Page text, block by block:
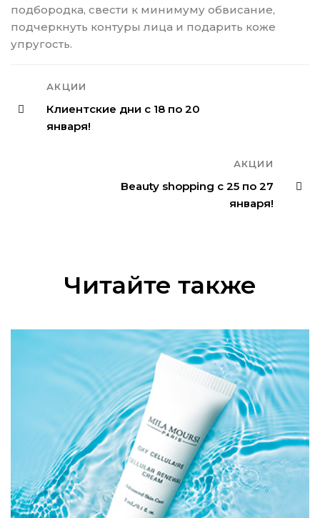
подбородка, свести к минимуму обвисание,
подчеркнуть контуры лица и подарить коже
упругость.
АКЦИИ
Клиентские дни с 18 по 20
января!
АКЦИИ
Beauty shopping с 25 по 27
января!
Читайте также